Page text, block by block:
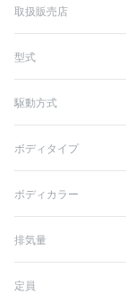
取扱販売店
型式
駆動方式
ボディタイプ
ボディカラー
排気量
定員